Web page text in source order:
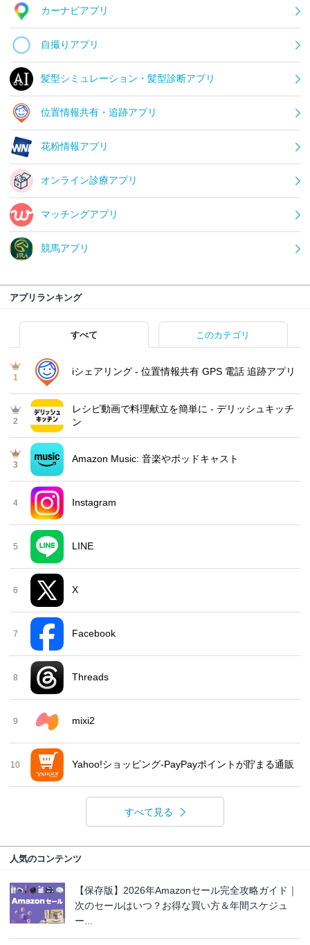
カーナビアプリ
自撮りアプリ
髪型シミュレーション・髪型診断アプリ
位置情報共有・追跡アプリ
花粉情報アプリ
オンライン診療アプリ
マッチングアプリ
競馬アプリ
アプリランキング
すべて このカテゴリ
1
iシェアリング - 位置情報共有 GPS 電話 追跡アプリ
2
レシピ動画で料理献立を簡単‪に - デリッシュキッチ
ン
3
Amazon Music: 音楽やポッドキャスト
4 Instagram
5 LINE
6 X
7 Facebook
8 Threads
9 mixi2
10 Yahoo!ショッピング-PayPayポイントが貯まる通販
すべて見る
人気のコンテンツ
【保存版】2026年Amazonセール完全攻略ガイド｜
次のセールはいつ？お得な買い方＆年間スケジュ
ー...